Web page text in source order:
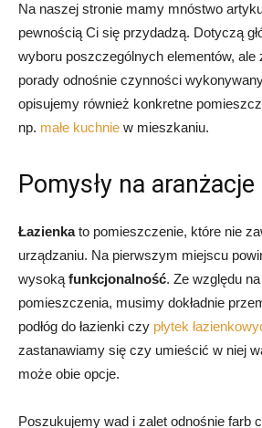
Na naszej stronie mamy mnóstwo
pewnością Ci się przydadzą. Dotyczą
wyboru poszczególnych elementów, ale
porady odnośnie czynności
opisujemy również konkretne
np. małe kuchnie w mieszkaniu.
Pomysły na aranżacje
Łazienkato pomieszczenie, które nie
urządzaniu. Na pierwszym miejscu
wysokąfunkcjonalność. Ze względu
pomieszczenia, musimy dokładnie
podłóg do łazienki czy płytek
zastanawiamy się czy umieścić w niej
może obie opcje.
Poszukujemy wad i zalet odnośnie farb